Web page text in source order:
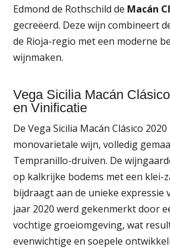
Edmond de Rothschild de Macán
gecreëerd. Deze wijn combineert
de Rioja-regio met een moderne
wijnmaken.
Vega Sicilia Macán
en Vinificatie
De Vega Sicilia Macán Clásico 2020
monovarietale wijn, volledig
Tempranillo-druiven. De
op kalkrijke bodems met een klei-
bijdraagt aan de unieke expressie
jaar 2020 werd gekenmerkt door
vochtige groeiomgeving, wat
evenwichtige en soepele